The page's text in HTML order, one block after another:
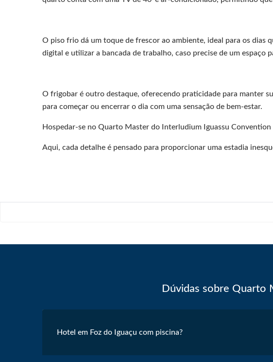
O piso frio dá um toque de frescor ao ambiente, ideal para os dias
digital e utilizar a bancada de trabalho, caso precise de um espaço
O frigobar é outro destaque, oferecendo praticidade para manter
para começar ou encerrar o dia com uma sensação de bem-estar.
Hospedar-se no Quarto Master do Interludium Iguassu
Aqui, cada detalhe é pensado para proporcionar uma estadia
Dúvidas sobre Quarto
Hotel em Foz do Iguaçu com piscina?